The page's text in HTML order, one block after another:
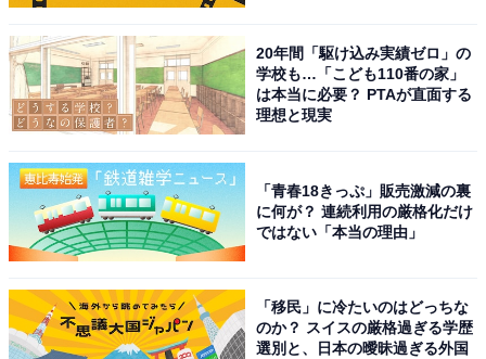
20年間「駆け込み実績ゼロ」の
学校も…「こども110番の家」
は本当に必要？ PTAが直面する
理想と現実
「青春18きっぷ」販売激減の裏
に何が？ 連続利用の厳格化だけ
ではない「本当の理由」
「移民」に冷たいのはどっちな
のか？ スイスの厳格過ぎる学歴
選別と、日本の曖昧過ぎる外国